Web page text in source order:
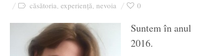
căsătoria, experiență, nevoia 0
Suntem în anul
2016.